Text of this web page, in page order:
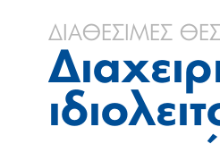
ΔΙΑΘΕΣΙΜΕΣ